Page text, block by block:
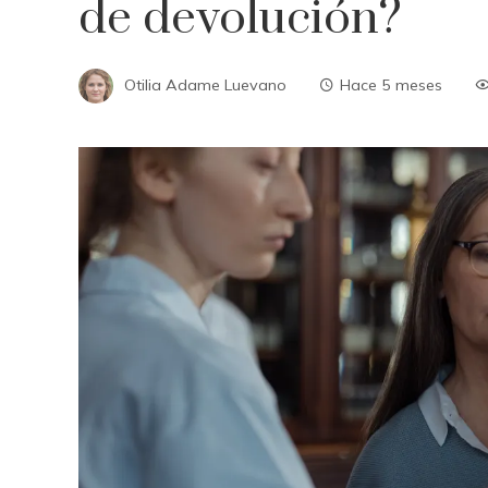
de devolución?
Otilia Adame Luevano Hace 5 meses